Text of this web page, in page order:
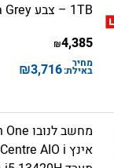
1TB – צבע Luna Grey
4,385
₪
מחיר
באילת:3,716
₪